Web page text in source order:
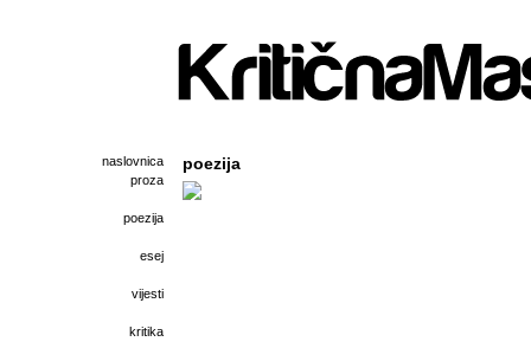
naslovnica
proza
poezija
esej
vijesti
kritika
poezija